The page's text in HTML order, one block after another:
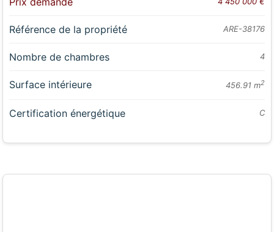
Référence de la propriété ARE-38176
Nombre de chambres 4
Surface intérieure 456.91 m2
Certification énergétique C